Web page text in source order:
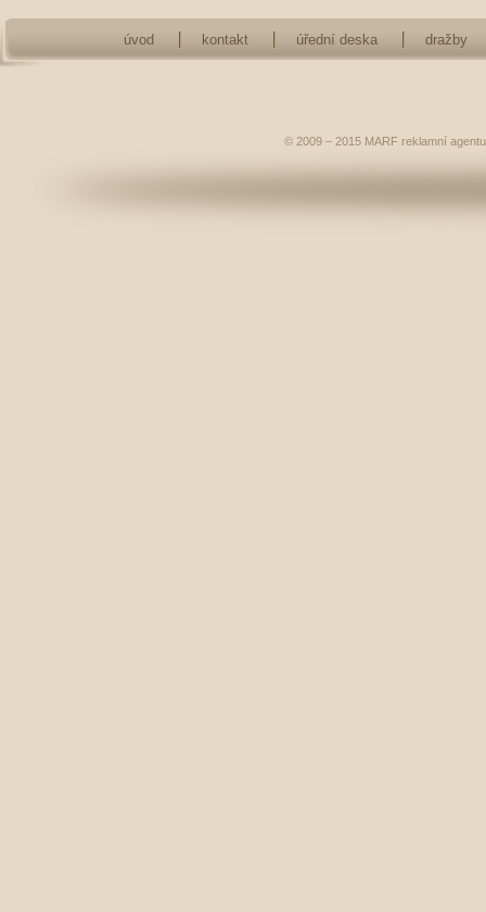
úvod kontakt úřední deska dražby
© 2009 – 2015 MARF reklamní